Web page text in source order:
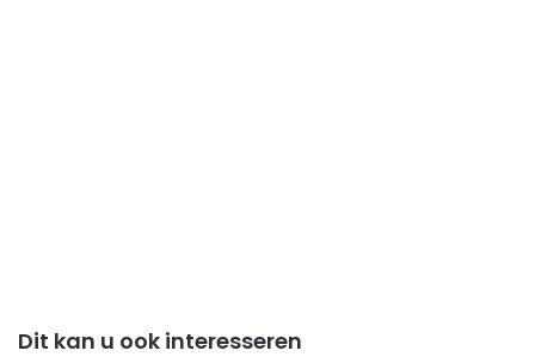
Dit kan u ook interesseren